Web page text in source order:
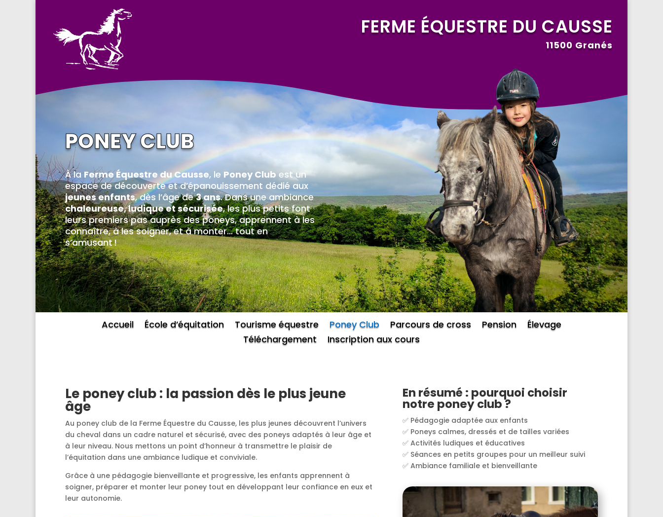
FERME ÉQUESTRE DU CAUSSE
11500 Granés
PONEY CLUB
À laFerme Équestre du Causse, le Poney Clubest un
espace de découverte et d’épanouissement dédié aux
jeunes enfants, dès l’âge de3 ans. Dans une ambiance
chaleureuse, ludique et sécurisée, les plus petits font
leurs premiers pas auprès des poneys, apprennent à les
connaître, à les soigner, et à monter… tout en
s’amusant !
Accueil École d’équitation Tourisme équestre Poney Club Parcours de cross Pension
Élevage
Téléchargement
Inscription aux cours
Le poney club : la passion dès le plus jeune
âge
Au poney club de la Ferme Équestre du Causse, les plus jeunes découvrent l’univers
du cheval dans un cadre naturel et sécurisé, avec des poneys adaptés à leur âge et
à leur niveau. Nous mettons un point d’honneur à transmettre le plaisir de
l’équitation dans une ambiance ludique et conviviale.
Grâce à une pédagogie bienveillante et progressive, les enfants apprennent à
soigner, préparer et monter leur poney tout en développant leur confiance en eux et
leur autonomie.
En résumé : pourquoi choisir
notre poney club ?
✅ Pédagogie adaptée aux enfants
✅ Poneys calmes, dressés et de tailles variées
✅ Activités ludiques et éducatives
✅ Séances en petits groupes pour un meilleur suivi
✅ Ambiance familiale et bienveillante